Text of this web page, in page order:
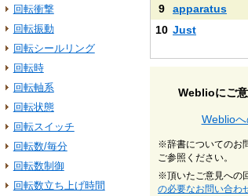
回転衝撃
回転振動
回転シールリング
回転時
回転軸系
回転状態
回転スイッチ
回転数/毎分
回転数制御
回転数立ち上げ時間
9
apparatus
10 Just
Weblioにご
Weblio
※辞書についてのお
ご参照ください。
※頂いたご意見への
の必要なお問い合わ